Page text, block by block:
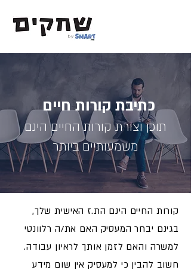
כתיבת קורות חיים
תוכן וצורת קורות החיים הינם
משמעותיים ביותר
קורות החיים הינם הת.ז האישית שלך,
בגינם יבחר המעסיק האם את/ה רלוונטי
למשרה והאם לזמן אותך לראיון עבודה.
חשוב להבין כי למעסיק אין שום מידע